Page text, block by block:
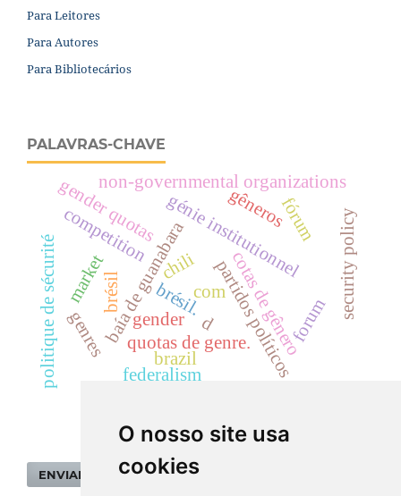
O nosso site usa
cookies
Para Leitores
Para Autores
Para Bibliotecários
PALAVRAS-CHAVE
partidos políticos
chili
baía de guanabara
quotas de genre.
génie institutionnel
genres
gender quotas
gender cotas de gênero
gêneros
com
politique de sécurité brésil
non-governmental organizations
d
competition
market
forum
brazil
security policy
fórum
federalism
brésil.
ENVIAR SUBMISSÃO